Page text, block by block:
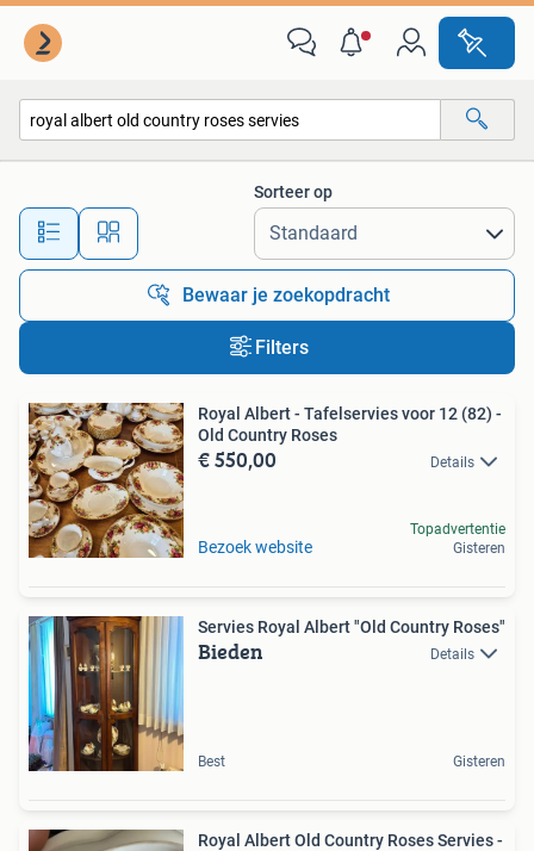
Alle afstanden…
Sorteer op
Bewaar je zoekopdracht
Filters
Royal Albert - Tafelservies voor 12 (82) -
Old Country Roses
€ 550,00 Details
Bezoek website
Topadvertentie
Gisteren
Servies Royal Albert "Old Country Roses"
Bieden Details
Best Gisteren
Royal Albert Old Country Roses Servies -